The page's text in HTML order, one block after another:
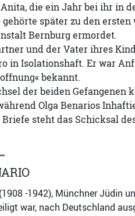
die ein Jahr bei ihr in
gehörte später zu den
Bernburg ermordet.
und der Vater ihres
in Isolationshaft. Er war
bekannt.
der beiden Gefangenen
Olga Benarios
steht das Schicksal
-1942), Münchner Jüdin
war, nach Deutschland